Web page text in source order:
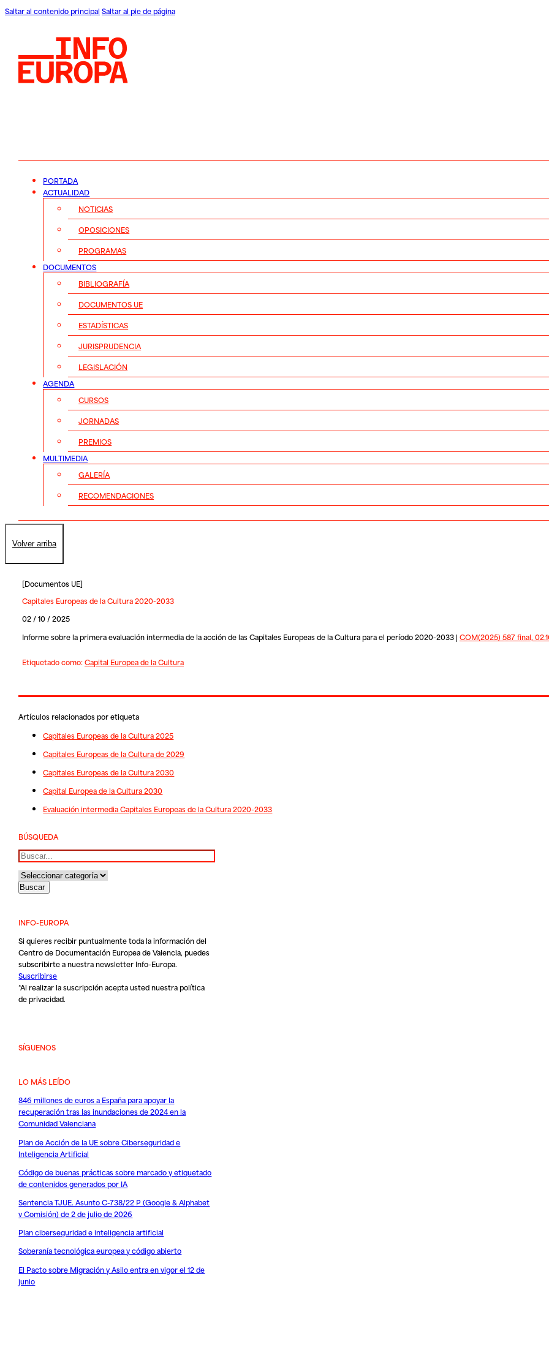
Saltar al contenido principal Saltar al pie de página
PORTADA
ACTUALIDAD
NOTICIAS
OPOSICIONES
PROGRAMAS
DOCUMENTOS
BIBLIOGRAFÍA
DOCUMENTOS UE
ESTADÍSTICAS
JURISPRUDENCIA
LEGISLACIÓN
AGENDA
CURSOS
JORNADAS
PREMIOS
MULTIMEDIA
GALERÍA
RECOMENDACIONES
Volver arriba
[Documentos UE]
Capitales Europeas de la Cultura 2020-2033
02 / 10 / 2025
Informe sobre la primera evaluación intermedia de la acción de las Capitales Europeas de la Cultura para el período 2020-2033 | COM(2025) 587 final,
Etiquetado como:Capital Europea de la Cultura
Artículos relacionados por etiqueta
Capitales Europeas de la Cultura 2025
Capitales Europeas de la Cultura de 2029
Capitales Europeas de la Cultura 2030
Capital Europea de la Cultura 2030
Evaluación intermedia Capitales Europeas de la Cultura 2020-2033
BÚSQUEDA
Buscar
INFO-EUROPA
Si quieres recibir puntualmente toda la información del
Centro de Documentación Europea de Valencia, puedes
subscribirte a nuestra newsletter Info-Europa.
Suscribirse
*Al realizar la suscripción acepta usted nuestrapolítica
de privacidad.
SÍGUENOS
LO MÁS LEÍDO
846 millones de euros a España para apoyar la
recuperación tras las inundaciones de 2024 en la
Comunidad Valenciana
Plan de Acción de la UE sobre Ciberseguridad e
Inteligencia Artificial
Código de buenas prácticas sobre marcado y etiquetado
de contenidos generados por IA
Sentencia TJUE. Asunto C-738/22 P (Google & Alphabet
v Comisión) de 2 de julio de 2026
Plan ciberseguridad e inteligencia artificial
Soberanía tecnológica europea y código abierto
El Pacto sobre Migración y Asilo entra en vigor el 12 de
junio